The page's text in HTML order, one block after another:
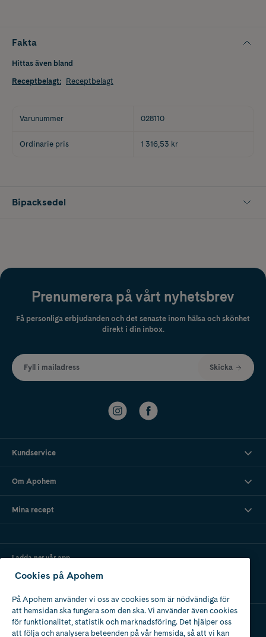
Fakta
Hittas även bland
Receptbelagt: Receptbelagt
Varunummer 028110
Ordinarie pris 1 316,53 kr
Bipacksedel
Prenumerera på vårt nyhetsbrev
Få personliga erbjudanden och det senaste inom hälsa och skönhet
direkt i din inbox.
Fyll i mailadress Skicka
Kundservice
Om Apohem
Mina recept
Ladda ner vår app
Apotek med tillstånd
Cookies på Apohem
På Apohem använder vi oss av cookies som är nödvändiga för
att hemsidan ska fungera som den ska. Vi använder även cookies
för funktionalitet, statistik och marknadsföring. Det hjälper oss
att följa och analysera beteenden på vår hemsida, så att vi kan